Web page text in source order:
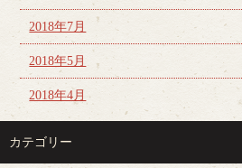
2018年7月
2018年5月
2018年4月
カテゴリー